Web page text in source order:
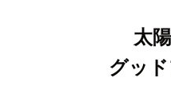
太
グッ